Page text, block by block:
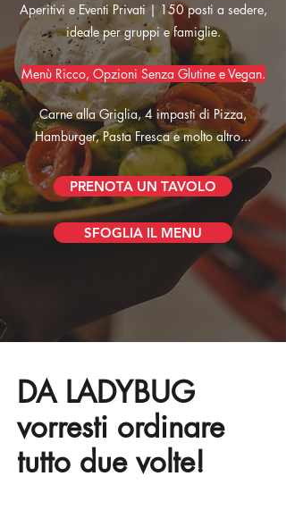
Aperitivi e Eventi Privati | 150 posti a sedere,
ideale per gruppi e famiglie.
Menù Ricco, Opzioni Senza Glutine e Vegan.
Carne alla Griglia, 4 impasti di Pizza,
Hamburger, Pasta Fresca e molto altro...
PRENOTA UN TAVOLO
SFOGLIA IL MENU
DA LADYBUG
vorresti ordinare
tutto due volte!